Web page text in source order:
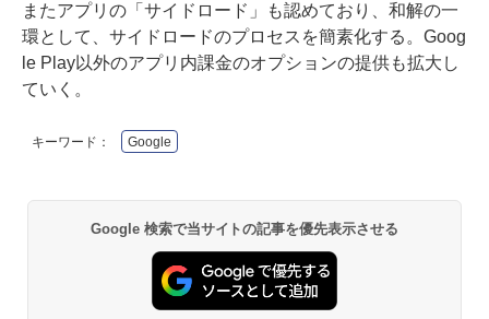
またアプリの「サイドロード」も認めており、和解の一
環として、サイドロードのプロセスを簡素化する。Goog
le Play以外のアプリ内課金のオプションの提供も拡大し
ていく。
キーワード： Google
Google 検索で当サイトの記事を優先表示させる